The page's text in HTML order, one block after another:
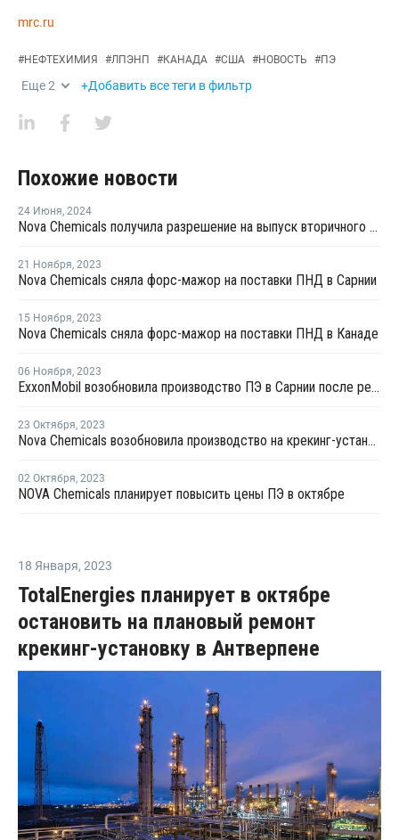
mrc.ru
#НЕФТЕХИМИЯ #ЛПЭНП #КАНАДА #США #НОВОСТЬ #ПЭ
Еще2 +Добавить все теги в фильтр
Похожие новости
24 Июня, 2024
Nova Chemicals получила разрешение на выпуск вторичного ЛПНП для пищевых продуктов
21 Ноября, 2023
Nova Chemicals сняла форс-мажор на поставки ПНД в Сарнии
15 Ноября, 2023
Nova Chemicals сняла форс-мажор на поставки ПНД в Канаде
06 Ноября, 2023
ExxonMobil возобновила производство ПЭ в Сарнии после ремонта
23 Октября, 2023
Nova Chemicals возобновила производство на крекинг-установке в Корунне
02 Октября, 2023
NOVA Chemicals планирует повысить цены ПЭ в октябре
18 Января, 2023
TotalEnergies планирует в октябре
остановить на плановый ремонт
крекинг-установку в Антверпене